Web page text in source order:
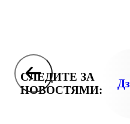
СЛЕДИТЕ ЗА
НОВОСТЯМИ: